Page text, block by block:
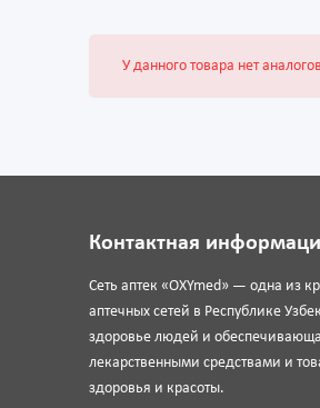
У данного товара нет
Контактная
Сеть аптек «OXYmed» — одна из
аптечных сетей в Республике
здоровье людей и
лекарственными средствами и
здоровья и красоты.